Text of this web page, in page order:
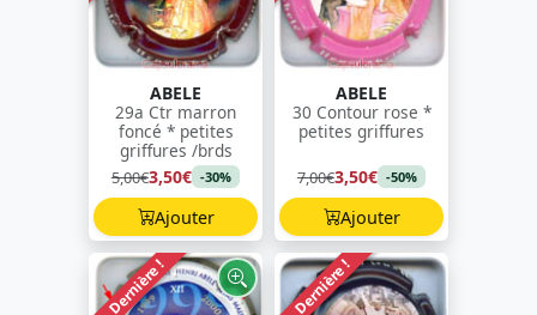
ABELE
29a Ctr marron
foncé * petites
griffures /brds
5,00€3,50€ -30%
Ajouter
ABELE
30 Contour rose *
petites griffures
7,00€3,50€ -50%
Ajouter
Dernière ! Dernière !